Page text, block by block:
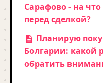
Сарафово - на
перед сделкой?
Планирую
Болгарии: какой
обратить